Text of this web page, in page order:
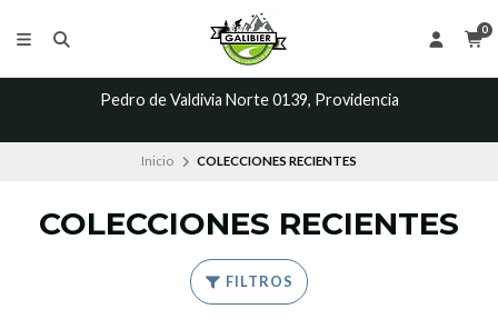
0
Pedro de Valdivia Norte 0139, Providencia
Inicio COLECCIONES RECIENTES
COLECCIONES RECIENTES
FILTROS